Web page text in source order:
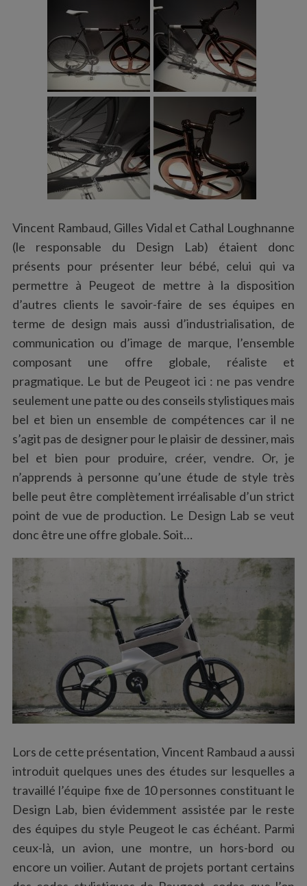
Vincent Rambaud, Gilles Vidal et Cathal Loughnanne
(le responsable du Design Lab) étaient donc
présents pour présenter leur bébé, celui qui va
permettre à Peugeot de mettre à la disposition
d’autres clients le savoir-faire de ses équipes en
terme de design mais aussi d’industrialisation, de
communication ou d’image de marque, l’ensemble
composant une offre globale, réaliste et
pragmatique. Le but de Peugeot ici : ne pas vendre
seulement une patte ou des conseils stylistiques mais
bel et bien un ensemble de compétences car il ne
s’agit pas de designer pour le plaisir de dessiner, mais
bel et bien pour produire, créer, vendre. Or, je
n’apprends à personne qu’une étude de style très
belle peut être complètement irréalisable d’un strict
point de vue de production. Le Design Lab se veut
donc être une offre globale. Soit…
Lors de cette présentation, Vincent Rambaud a aussi
introduit quelques unes des études sur lesquelles a
travaillé l’équipe fixe de 10 personnes constituant le
Design Lab, bien évidemment assistée par le reste
des équipes du style Peugeot le cas échéant. Parmi
ceux-là, un avion, une montre, un hors-bord ou
encore un voilier. Autant de projets portant certains
r
c
f
o
r